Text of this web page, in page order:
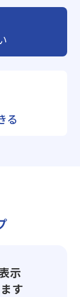
る
示
す